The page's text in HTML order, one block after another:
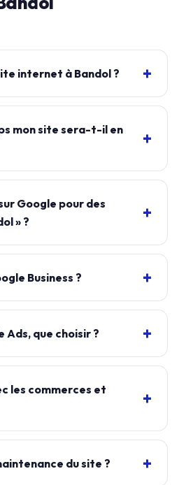
internet à Bandol ?
mon site sera-t-il en
Google pour des
» ?
Business ?
Ads, que choisir ?
les commerces et
du site ?